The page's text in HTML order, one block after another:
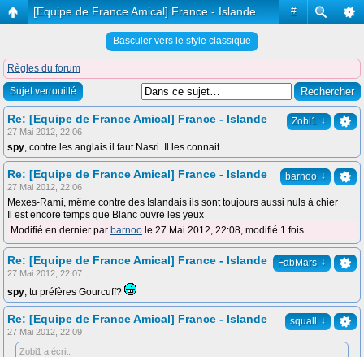
#
[Equipe de France Amical] France - Islande
Basculer vers le style classique
Règles du forum
Sujet verrouillé
Zobi1 ↓
Re: [Equipe de France Amical] France - Islande
27 Mai 2012, 22:06
spy, contre les anglais il faut Nasri. Il les connait.
barnoo ↓
Re: [Equipe de France Amical] France - Islande
27 Mai 2012, 22:06
Mexes-Rami, même contre des Islandais ils sont toujours aussi nuls à chier
Il est encore temps que Blanc ouvre les yeux
Modifié en dernier par barnoo le 27 Mai 2012, 22:08, modifié 1 fois.
FabMars ↓
Re: [Equipe de France Amical] France - Islande
27 Mai 2012, 22:07
spy, tu préfères Gourcuff?
squall ↓
Re: [Equipe de France Amical] France - Islande
27 Mai 2012, 22:09
Zobi1 a écrit: